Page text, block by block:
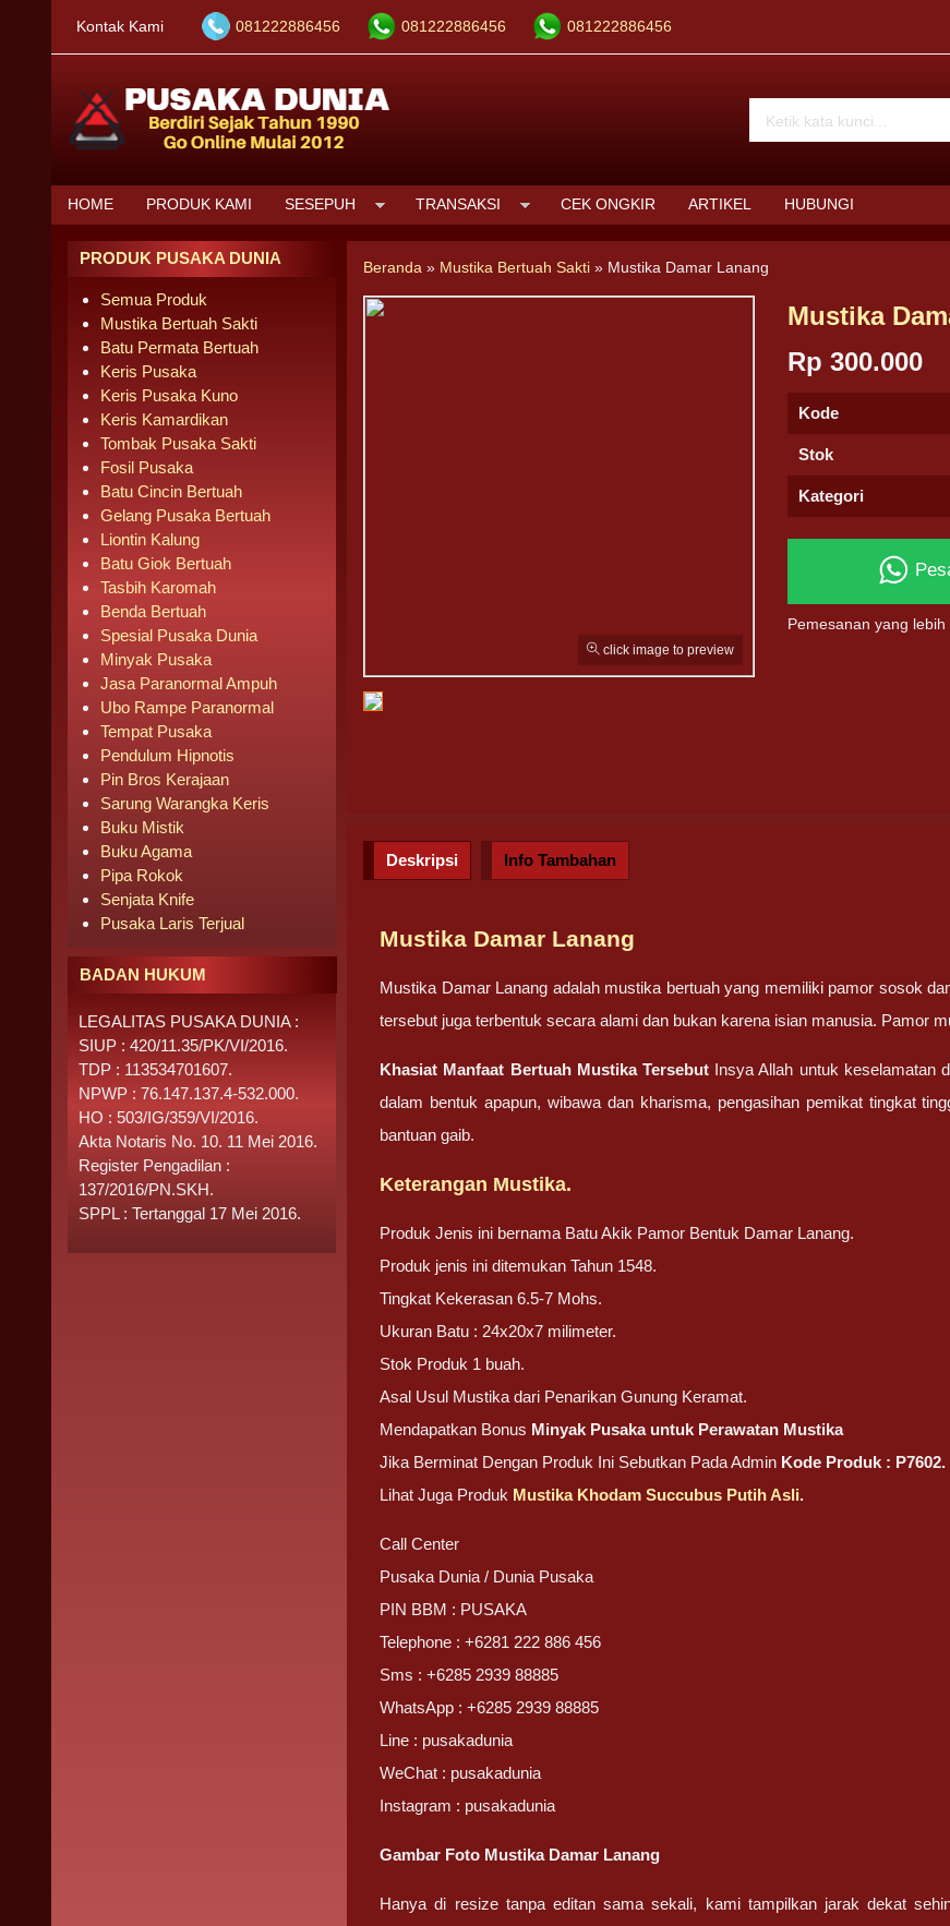
Kontak Kami 081222886456 081222886456 081222886456
HOME PRODUK KAMI SESEPUH TRANSAKSI CEK ONGKIR ARTIKEL HUBUNGI
Beranda » Mustika Bertuah Sakti » Mustika Damar Lanang
click image to preview
Mustika
Rp 300.000
Kode
Stok
Kategori
Pemesanan yang lebih
Deskripsi Info Tambahan
Mustika Damar Lanang
Mustika Damar Lanang adalah mustika bertuah yang memiliki pamor sosok
tersebut juga terbentuk secara alami dan bukan karena isian manusia. Pamor
Khasiat Manfaat Bertuah Mustika Tersebut Insya Allah untuk keselamatan
dalam bentuk apapun, wibawa dan kharisma, pengasihan pemikat tingkat
bantuan gaib.
Keterangan Mustika.
Produk Jenis ini bernama Batu Akik Pamor Bentuk Damar Lanang.
Produk jenis ini ditemukan Tahun 1548.
Tingkat Kekerasan 6.5-7 Mohs.
Ukuran Batu : 24x20x7 milimeter.
Stok Produk 1 buah.
Asal Usul Mustika dari Penarikan Gunung Keramat.
Mendapatkan Bonus Minyak Pusaka untuk Perawatan Mustika
Jika Berminat Dengan Produk Ini Sebutkan Pada Admin Kode Produk : P7602.
Lihat Juga Produk Mustika Khodam Succubus Putih Asli.
Call Center
Pusaka Dunia / Dunia Pusaka
PIN BBM : PUSAKA
Telephone : +6281 222 886 456
Sms : +6285 2939 88885
WhatsApp : +6285 2939 88885
Line : pusakadunia
WeChat : pusakadunia
Instagram : pusakadunia
Gambar Foto Mustika Damar Lanang
Hanya di resize tanpa editan sama sekali, kami tampilkan jarak dekat
PRODUK PUSAKA DUNIA
Semua Produk
Mustika Bertuah Sakti
Batu Permata Bertuah
Keris Pusaka
Keris Pusaka Kuno
Keris Kamardikan
Tombak Pusaka Sakti
Fosil Pusaka
Batu Cincin Bertuah
Gelang Pusaka Bertuah
Liontin Kalung
Batu Giok Bertuah
Tasbih Karomah
Benda Bertuah
Spesial Pusaka Dunia
Minyak Pusaka
Jasa Paranormal Ampuh
Ubo Rampe Paranormal
Tempat Pusaka
Pendulum Hipnotis
Pin Bros Kerajaan
Sarung Warangka Keris
Buku Mistik
Buku Agama
Pipa Rokok
Senjata Knife
Pusaka Laris Terjual
BADAN HUKUM
LEGALITAS PUSAKA DUNIA :
SIUP : 420/11.35/PK/VI/2016.
TDP : 113534701607.
NPWP : 76.147.137.4-532.000.
HO : 503/IG/359/VI/2016.
Akta Notaris No. 10. 11 Mei 2016.
Register Pengadilan :
137/2016/PN.SKH.
SPPL : Tertanggal 17 Mei 2016.